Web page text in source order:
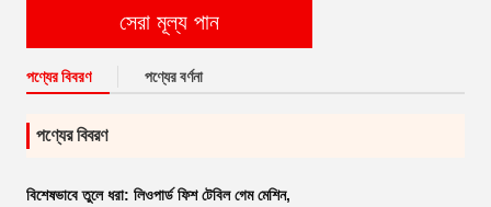
সেরা মূল্য পান
পণ্যের বিবরণ পণ্যের বর্ণনা
পণ্যের বিবরণ
বিশেষভাবে তুলে ধরা: লিওপার্ড ফিশ টেবিল গেম মেশিন,